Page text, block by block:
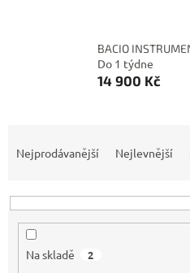
BACIO
Do 1 týdne
14 900 Kč
n
Nejprodávanější Nejlevnější
Na skladě 2